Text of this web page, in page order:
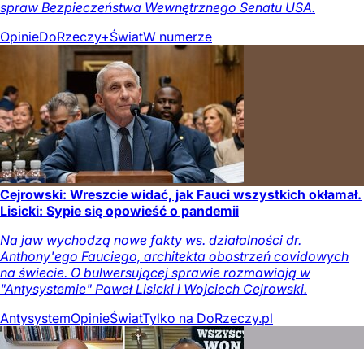
spraw Bezpieczeństwa Wewnętrznego Senatu USA.
OpinieDoRzeczy+ŚwiatW numerze
Cejrowski: Wreszcie widać, jak Fauci wszystkich okłamał.
Lisicki: Sypie się opowieść o pandemii
Na jaw wychodzą nowe fakty ws. działalności dr.
Anthony'ego Fauciego, architekta obostrzeń covidowych
na świecie. O bulwersującej sprawie rozmawiają w
"Antysystemie" Paweł Lisicki i Wojciech Cejrowski.
AntysystemOpinieŚwiatTylko na DoRzeczy.pl